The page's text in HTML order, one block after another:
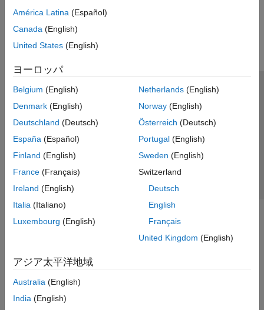
América Latina (Español)
Canada (English)
United States (English)
ヨーロッパ
Belgium (English)
Denmark (English)
Deutschland (Deutsch)
España (Español)
Finland (English)
France (Français)
Ireland (English)
Italia (Italiano)
Luxembourg (English)
Netherlands(English)
Norway(English)
Österreich (Deutsch)
Portugal(English)
Sweden (English)
Switzerland
Deutsch
English
Français
United Kingdom (English)
アジア太平洋地域
Australia (English)
India (English)
トラストセンター
プライバシー ポリシー
違法コピー防止
アプリケーション ステータス
© 1994-2026 The MathWorks, Inc.